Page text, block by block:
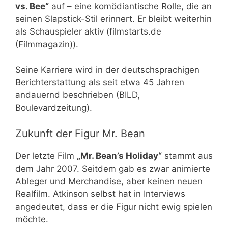
vs. Bee“ auf – eine komödiantische Rolle, die an
seinen Slapstick-Stil erinnert. Er bleibt weiterhin
als Schauspieler aktiv (filmstarts.de
(Filmmagazin)).
Seine Karriere wird in der deutschsprachigen
Berichterstattung als seit etwa 45 Jahren
andauernd beschrieben (BILD,
Boulevardzeitung).
Zukunft der Figur Mr. Bean
Der letzte Film „Mr. Bean’s Holiday“ stammt aus
dem Jahr 2007. Seitdem gab es zwar animierte
Ableger und Merchandise, aber keinen neuen
Realfilm. Atkinson selbst hat in Interviews
angedeutet, dass er die Figur nicht ewig spielen
möchte.